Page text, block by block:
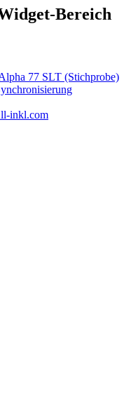
Bereich
77 SLT (Stichprobe)
inkl.com